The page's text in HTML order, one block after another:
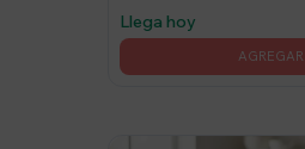
Llega hoy